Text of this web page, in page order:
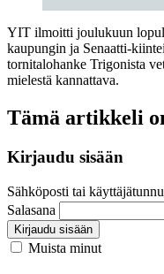
YIT ilmoitti joulukuun
kaupungin ja Senaatti-
tornitalohanke Trigonista
mielestä kannattava.
Tämä artikkeli
Kirjaudu sisään
Sähköposti tai
Salasana
Kirjaudu sisään
Muista minut